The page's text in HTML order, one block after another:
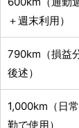
＋週末利用）
790km（損益
後述）
1,000km（日
勤で使用）